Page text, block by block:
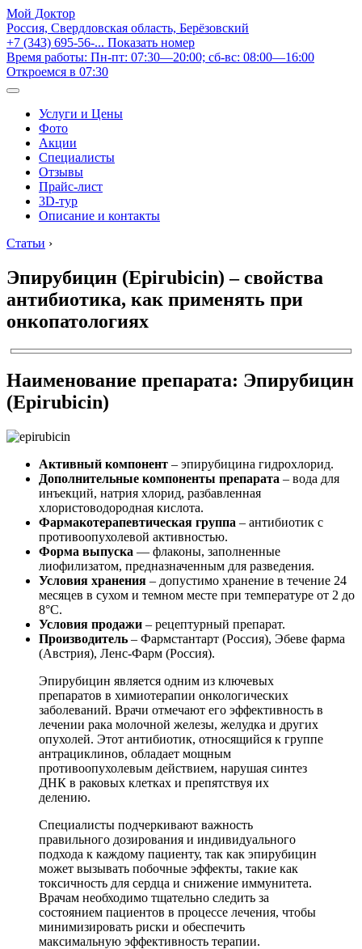
Мой Доктор
Россия, Свердловская область, Берёзовский
+7 (343) 695-56-... Показать номер
Время работы: Пн-пт: 07:30—20:00; сб-вс: 08:00—16:00
Откроемся в 07:30
Услуги и Цены
Фото
Акции
Специалисты
Отзывы
Прайс-лист
3D-тур
Описание и контакты
Статьи ›
Эпирубицин (Epirubicin) – свойства
антибиотика, как применять при
онкопатологиях
Наименование препарата: Эпирубицин
(Epirubicin)
Активный компонент – эпирубицина гидрохлорид.
Дополнительные компоненты препарата – вода для
инъекций, натрия хлорид, разбавленная
хлористоводородная кислота.
Фармакотерапевтическая группа – антибиотик с
противоопухолевой активностью.
Форма выпуска — флаконы, заполненные
лиофилизатом, предназначенным для разведения.
Условия хранения – допустимо хранение в течение 24
месяцев в сухом и темном месте при температуре от 2 до
8°С.
Условия продажи – рецептурный препарат.
Производитель – Фармстантарт (Россия), Эбеве фарма
(Австрия), Ленс-Фарм (Россия).
Эпирубицин является одним из ключевых
препаратов в химиотерапии онкологических
заболеваний. Врачи отмечают его эффективность в
лечении рака молочной железы, желудка и других
опухолей. Этот антибиотик, относящийся к группе
антрациклинов, обладает мощным
противоопухолевым действием, нарушая синтез
ДНК в раковых клетках и препятствуя их
делению.
Специалисты подчеркивают важность
правильного дозирования и индивидуального
подхода к каждому пациенту, так как эпирубицин
может вызывать побочные эффекты, такие как
токсичность для сердца и снижение иммунитета.
Врачам необходимо тщательно следить за
состоянием пациентов в процессе лечения, чтобы
минимизировать риски и обеспечить
максимальную эффективность терапии.